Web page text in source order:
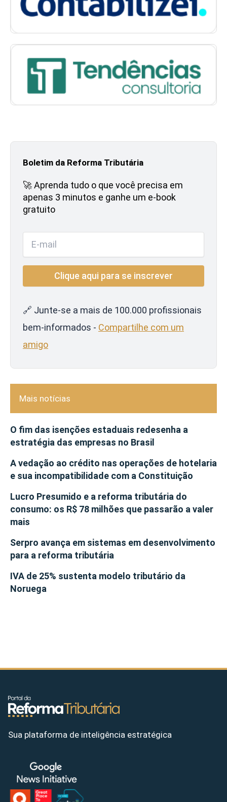
Boletim da Reforma Tributária
🚀 Aprenda tudo o que você precisa em
apenas 3 minutos e ganhe um e-book
gratuito
🔗 Junte-se a mais de 100.000 profissionais
bem-informados - Compartilhe com um
amigo
Mais notícias
O fim das isenções estaduais redesenha a
estratégia das empresas no Brasil
A vedação ao crédito nas operações de hotelaria
e sua incompatibilidade com a Constituição
Lucro Presumido e a reforma tributária do
consumo: os R$ 78 milhões que passarão a valer
mais
Serpro avança em sistemas em desenvolvimento
para a reforma tributária
IVA de 25% sustenta modelo tributário da
Noruega
Sua plataforma de inteligência estratégica